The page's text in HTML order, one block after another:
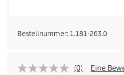
Bestellnummer: 1.181-263.0
(0) Eine